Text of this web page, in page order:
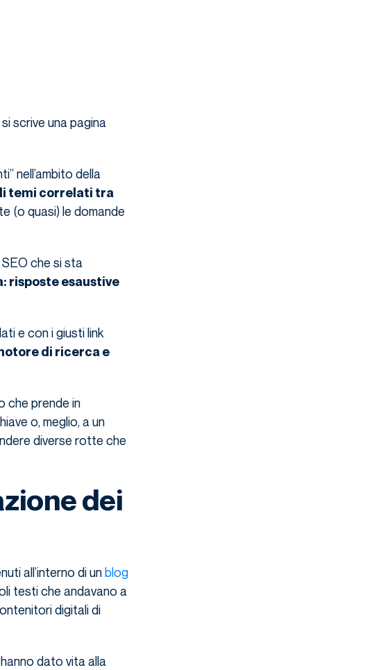
scrive una pagina
nell’ambito della
temi correlati tra
(o quasi) le domande
che si sta
risposte esaustive
e con i giusti link
di ricerca e
che prende in
o, meglio, a un
diverse rotte che
dei
all’interno di unblog
testi che andavano a
digitali di
dato vita alla